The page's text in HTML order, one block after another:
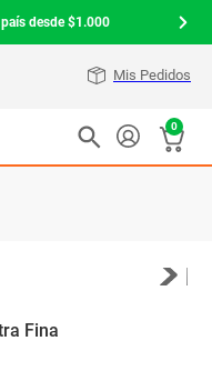
desde $1.000
Mis Pedidos
0
Fina